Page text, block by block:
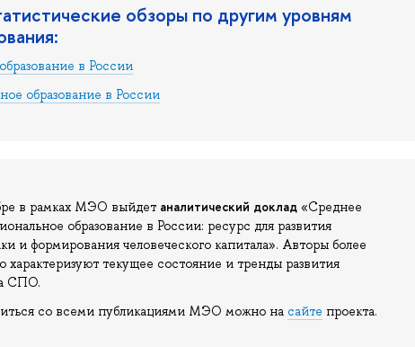
обзоры по другим уровням
в России
образование в России
в рамках МЭО выйдет аналитический доклад «Среднее
образование в России: ресурс для развития
и формирования человеческого капитала». Авторы более
характеризуют текущее состояние и тренды развития
СПО.
со всеми публикациями МЭО можно на сайте проекта.